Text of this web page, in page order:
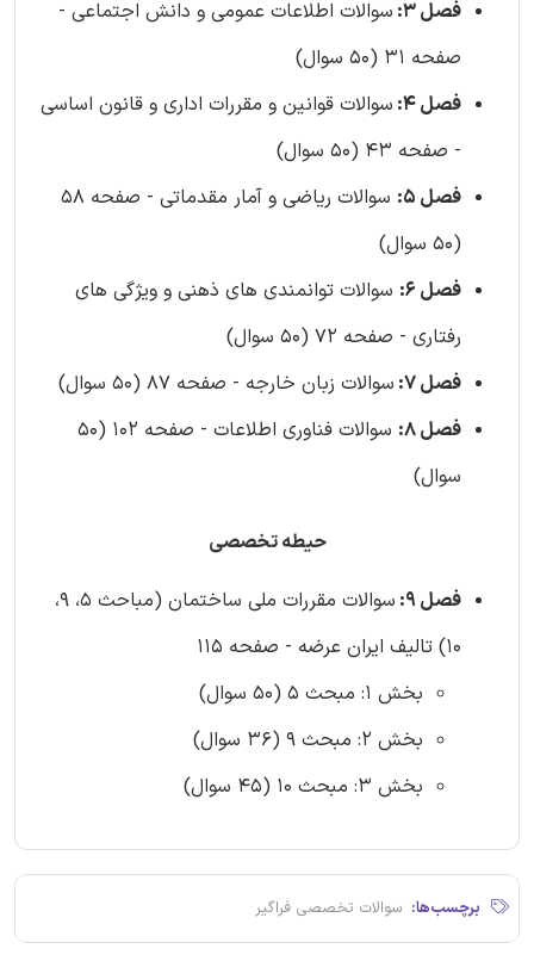
فصل 3:
سوالات اطلاعات عمومی و دانش اجتماعی -
صفحه 31 (50 سوال)
فصل 4:
سوالات قوانین و مقررات اداری و قانون اساسی
- صفحه 43 (50 سوال)
فصل 5:
سوالات ریاضی و آمار مقدماتی - صفحه 58
(50 سوال)
فصل 6:
سوالات توانمندی های ذهنی و ویژگی های
رفتاری - صفحه 72 (50 سوال)
فصل 7:
سوالات زبان خارجه - صفحه 87 (50 سوال)
فصل 8:
سوالات فناوری اطلاعات - صفحه 102 (50
سوال)
حیطه تخصصی
فصل 9:
سوالات مقررات ملی ساختمان (مباحث 5، 9،
10) تالیف ایران عرضه - صفحه 115
بخش 1: مبحث 5 (50 سوال)
بخش 2: مبحث 9 (36 سوال)
بخش 3: مبحث 10 (45 سوال)
برچسب‌ها: سوالات تخصصی فراگیر